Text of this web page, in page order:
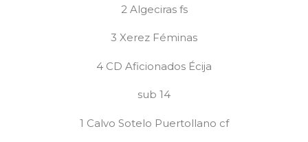
2 Algeciras fs
3 Xerez Féminas
4 CD Aficionados Écija
sub 14
1 Calvo Sotelo Puertollano cf